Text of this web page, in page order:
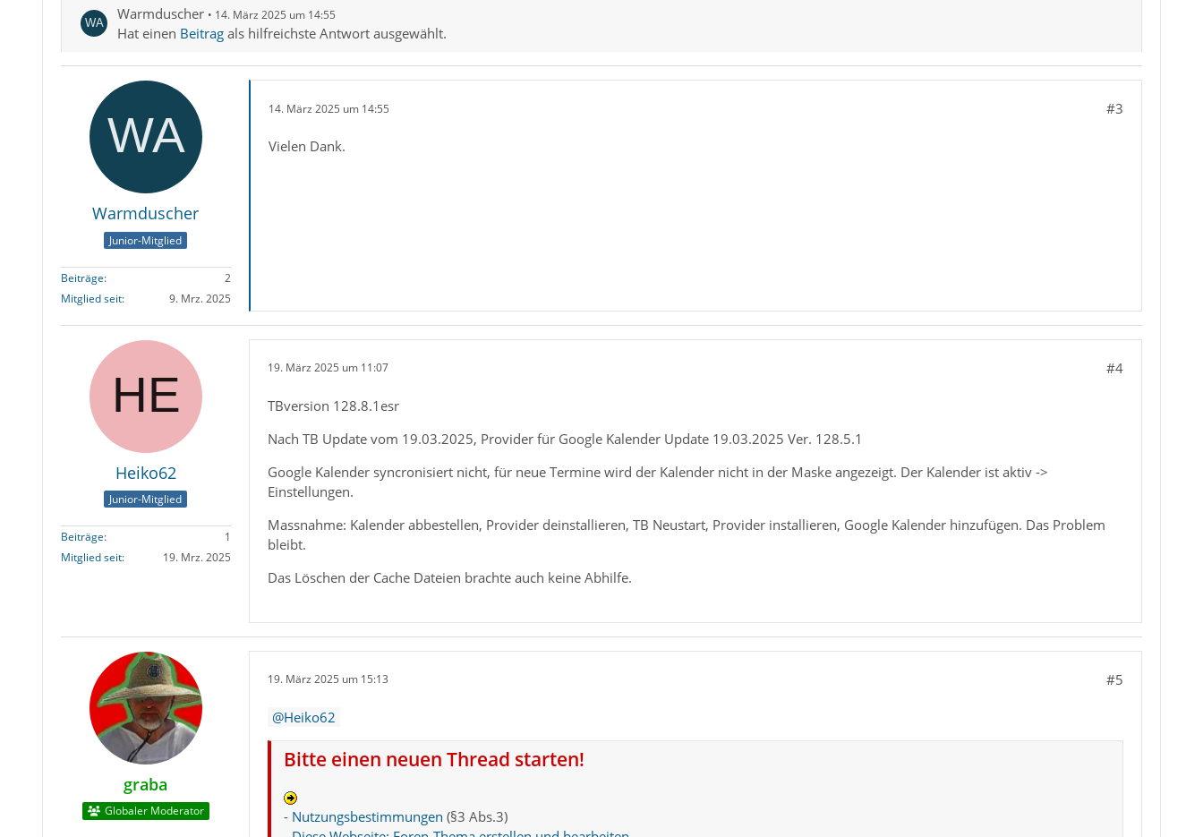
Warmduscher 14. März 2025 um 14:55
Hat einen Beitragals hilfreichste Antwort ausgewählt.
Warmduscher
Junior-Mitglied
Beiträge
2
Mitglied seit
9. Mrz. 2025
14. März 2025 um 14:55 #3
Vielen Dank.
Heiko62
Junior-Mitglied
Beiträge
1
Mitglied seit
19. Mrz. 2025
19. März 2025 um 11:07 #4
TBversion 128.8.1esr
Nach TB Update vom 19.03.2025, Provider für Google Kalender Update 19.03.2025 Ver. 128.5.1
Google Kalender syncronisiert nicht, für neue Termine wird der Kalender nicht in der Maske angezeigt. Der Kalender ist aktiv ->
Einstellungen.
Massnahme: Kalender abbestellen, Provider deinstallieren, TB Neustart, Provider installieren, Google Kalender hinzufügen. Das Problem
bleibt.
Das Löschen der Cache Dateien brachte auch keine Abhilfe.
graba
Globaler Moderator
19. März 2025 um 15:13 #5
Heiko62
Bitte einen neuen Thread starten!
- Nutzungsbestimmungen (§3 Abs.3)